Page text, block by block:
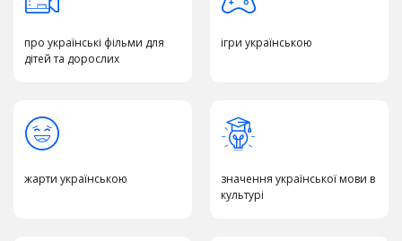
про українські фільми для
дітей та дорослих
ігри українською
жарти українською
значення української мови в
культурі